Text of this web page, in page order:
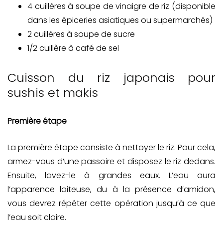
4 cuillères à soupe de vinaigre de riz (disponible
dans les épiceries asiatiques ou supermarchés)
2 cuillères à soupe de sucre
1/2 cuillère à café de sel
Cuisson du riz japonais pour
sushis et makis
Première étape
La première étape consiste à nettoyer le riz. Pour cela,
armez-vous d’une passoire et disposez le riz dedans.
Ensuite, lavez-le à grandes eaux. L’eau aura
l’apparence laiteuse, du à la présence d’amidon,
vous devrez répéter cette opération jusqu’à ce que
l’eau soit claire.